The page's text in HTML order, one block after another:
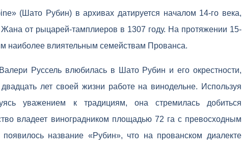
(Шато Рубин) в архивах датируется началом 14-го века,
от рыцарей-тамплиеров в 1307 году. На протяжении 15-
наиболее влиятельным семействам Прованса.
Руссель влюбилась в Шато Рубин и его окрестности,
лет своей жизни работе на винодельне. Используя
уважением к традициям, она стремилась добиться
владеет виноградником площадью 72 га с превосходным
название «Рубин», что на прованском диалекте